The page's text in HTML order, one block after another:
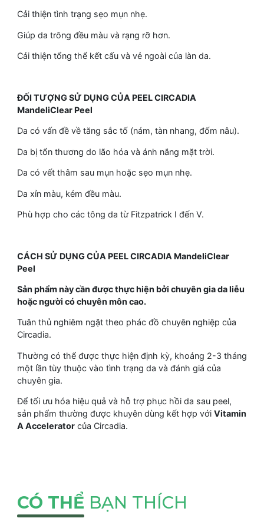
Cải thiện tình trạng sẹo mụn nhẹ.
Giúp da trông đều màu và rạng rỡ hơn.
Cải thiện tổng thể kết cấu và vẻ ngoài của làn da.
ĐỐI TƯỢNG SỬ DỤNG CỦA PEEL CIRCADIA
MandeliClear Peel
Da có vấn đề về tăng sắc tố (nám, tàn nhang, đốm nâu).
Da bị tổn thương do lão hóa và ánh nắng mặt trời.
Da có vết thâm sau mụn hoặc sẹo mụn nhẹ.
Da xỉn màu, kém đều màu.
Phù hợp cho các tông da từ Fitzpatrick I đến V.
CÁCH SỬ DỤNG CỦA PEEL CIRCADIA MandeliClear
Peel
Sản phẩm này cần được thực hiện bởi chuyên gia da liễu
hoặc người có chuyên môn cao.
Tuân thủ nghiêm ngặt theo phác đồ chuyên nghiệp của
Circadia.
Thường có thể được thực hiện định kỳ, khoảng 2-3 tháng
một lần tùy thuộc vào tình trạng da và đánh giá của
chuyên gia.
Để tối ưu hóa hiệu quả và hỗ trợ phục hồi da sau peel,
sản phẩm thường được khuyên dùng kết hợp với Vitamin
A Accelerator của Circadia.
CÓ THỂ BẠN THÍCH